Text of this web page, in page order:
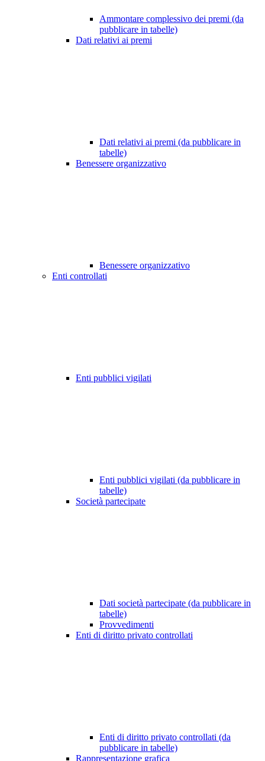
Ammontare complessivo dei premi (da
pubblicare in tabelle)
Dati relativi ai premi
Dati relativi ai premi (da pubblicare in
tabelle)
Benessere organizzativo
Benessere organizzativo
Enti controllati
Enti pubblici vigilati
Enti pubblici vigilati (da pubblicare in
tabelle)
Società partecipate
Dati società partecipate (da pubblicare in
tabelle)
Provvedimenti
Enti di diritto privato controllati
Enti di diritto privato controllati (da
pubblicare in tabelle)
Rappresentazione grafica